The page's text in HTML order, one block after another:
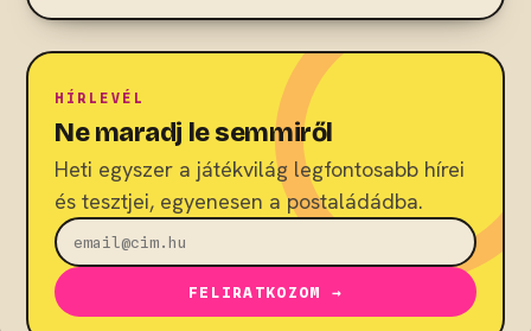
HÍRLEVÉL
Ne maradj le semmiről
Heti egyszer a játékvilág legfontosabb hírei
és tesztjei, egyenesen a postaládádba.
FELIRATKOZOM →